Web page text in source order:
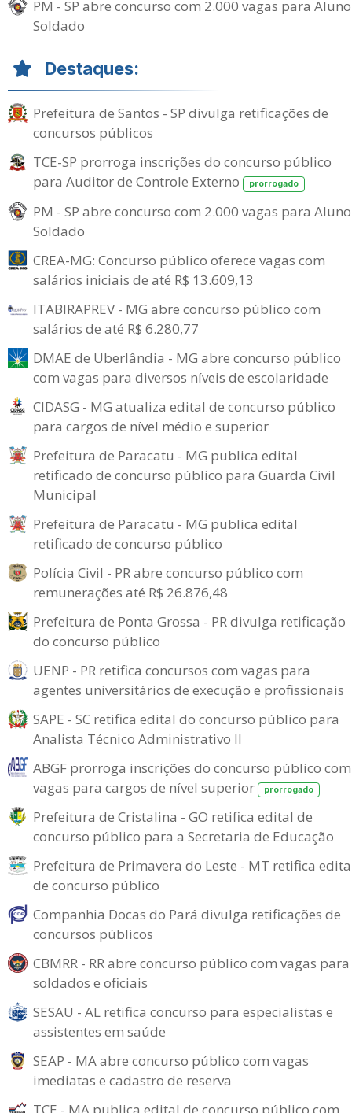
PM - SP abre concurso com 2.000 vagas para
Soldado
Destaques:
Prefeitura de Santos - SP divulga retificações de
concursos públicos
TCE-SP prorroga inscrições do concurso público
para Auditor de Controle Externo
prorrogado
PM - SP abre concurso com 2.000 vagas para
Soldado
CREA-MG: Concurso público oferece vagas com
salários iniciais de até R$ 13.609,13
ITABIRAPREV - MG abre concurso público com
salários de até R$ 6.280,77
DMAE de Uberlândia - MG abre concurso público
com vagas para diversos níveis de escolaridade
CIDASG - MG atualiza edital de concurso público
para cargos de nível médio e superior
Prefeitura de Paracatu - MG publica edital
retificado de concurso público para Guarda Civil
Municipal
Prefeitura de Paracatu - MG publica edital
retificado de concurso público
Polícia Civil - PR abre concurso público com
remunerações até R$ 26.876,48
Prefeitura de Ponta Grossa - PR divulga retificação
do concurso público
UENP - PR retifica concursos com vagas para
agentes universitários de execução e profissionais
SAPE - SC retifica edital do concurso público para
Analista Técnico Administrativo II
ABGF prorroga inscrições do concurso público com
vagas para cargos de nível superior
prorrogado
Prefeitura de Cristalina - GO retifica edital de
concurso público para a Secretaria de Educação
Prefeitura de Primavera do Leste - MT retifica
de concurso público
Companhia Docas do Pará divulga retificações de
concursos públicos
CBMRR - RR abre concurso público com vagas para
soldados e oficiais
SESAU - AL retifica concurso para especialistas e
assistentes em saúde
SEAP - MA abre concurso público com vagas
imediatas e cadastro de reserva